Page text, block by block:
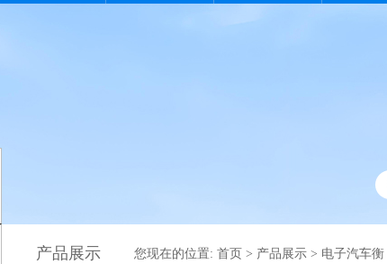
产品展示 您现在的位置: 首页 > 产品展示 > 电子汽车衡